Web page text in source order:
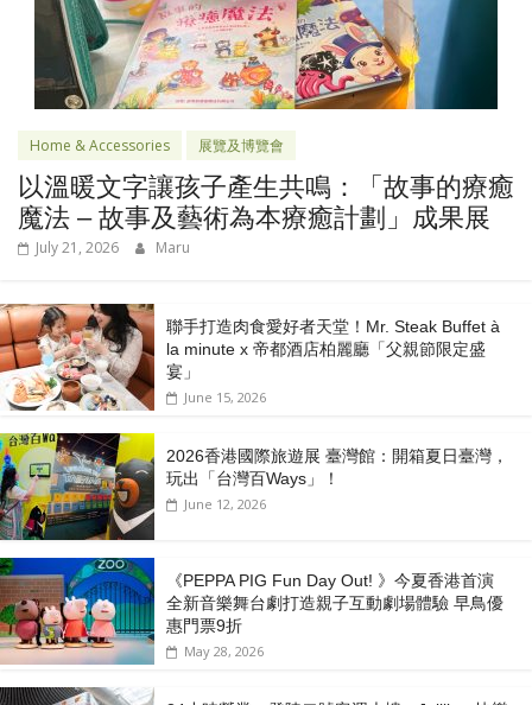
Home & Accessories 展覽及博覽會
以溫暖文字讓孩子產生共鳴：「故事的療癒
魔法 – 故事及藝術為本療癒計劃」成果展
July 21, 2026 Maru
聯手打造肉食愛好者天堂！Mr. Steak Buffet à
la minute x 帝都酒店柏麗廳「⽗親節限定盛
宴」
June 15, 2026
2026香港國際旅遊展 臺灣館：開箱夏日臺灣，
玩出「台灣百Ways」！
June 12, 2026
《PEPPA PIG Fun Day Out! 》今夏香港首演
全新音樂舞台劇打造親子互動劇場體驗 早鳥優
惠門票9折
May 28, 2026